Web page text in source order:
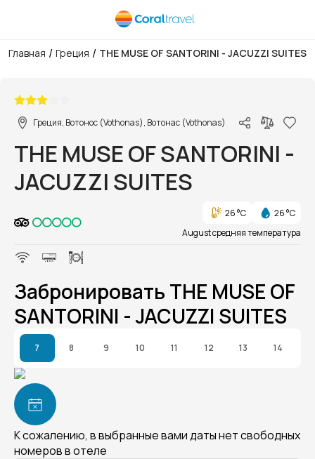
Главная / Греция / THE MUSE OF SANTORINI - JACUZZI SUITES
Греция, Вотонос (Vothonas), Вотонас (Vothonas)
THE MUSE OF SANTORINI -
JACUZZI SUITES
26 °C
26 °C
August средняя температура
Забронировать THE MUSE OF
SANTORINI - JACUZZI SUITES
7 8 9 10 11 12 13 14
К сожалению, в выбранные вами даты нет свободных
номеров в отеле